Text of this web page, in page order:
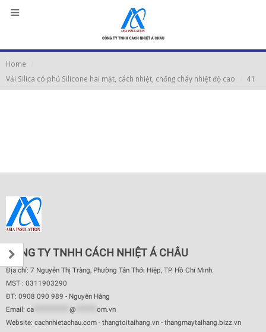
Home
Vải Silica có phủ Silicone hai mặt, cách nhiệt, chống cháy nhiệt độ cao
41
CÔNG TY TNHH CÁCH NHIỆT Á CHÂU
Địa chỉ: 7 Nguyễn Thị Tràng, Phường Tân Thới Hiệp, TP. Hồ Chí Minh.
MST : 0311903290
ĐT: 0908 090 989 - Nguyễn Hằng
Email: ca @
om.vn
Website: cachnhietachau.com - thangtoitaihang.vn - thangmaytaihang.bizz.vn